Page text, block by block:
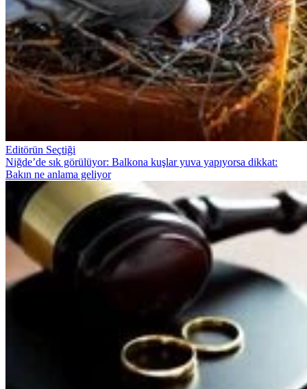
Editörün Seçtiği
Niğde’de sık görülüyor: Balkona kuşlar yuva yapıyorsa dikkat:
Bakın ne anlama geliyor